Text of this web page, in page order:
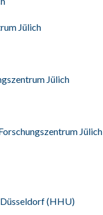
Jülich
Jülich
Jülich
(HHU)